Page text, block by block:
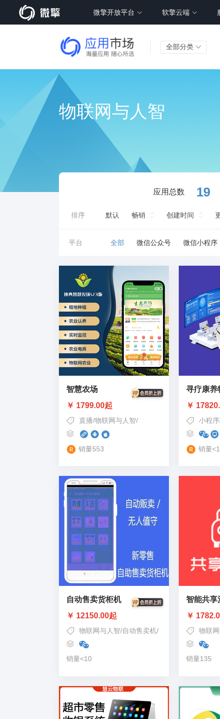
微擎开放平台 软擎云端
全部分类
物联网与人智
应用总数 19
排序 默认 畅销 创建时间
平台 全部 微信公众号 微信小程序
智慧农场
￥ 1799.00起
直播/物联网与人智/
销量553
寻疗康养
￥
小程序
销量
自动售卖货柜机
￥ 12150.00起
物联网与人智/自动售卖机/
销量<10
智能共享
￥
物联
销量135